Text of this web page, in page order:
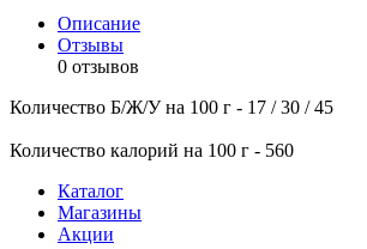
Описание
Отзывы
0 отзывов
Количество Б/Ж/У на 100 г - 17 / 30 / 45
Количество калорий на 100 г - 560
Каталог
Магазины
Акции